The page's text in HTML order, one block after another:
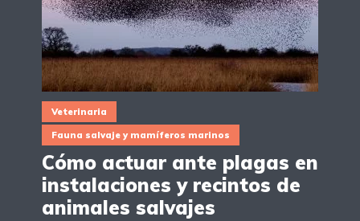
Veterinaria
Fauna salvaje y mamíferos marinos
Cómo actuar ante plagas en
instalaciones y recintos de
animales salvajes